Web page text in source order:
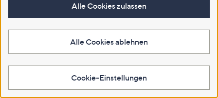
Alle Cookies zulassen
Alle Cookies ablehnen
Cookie-Einstellungen